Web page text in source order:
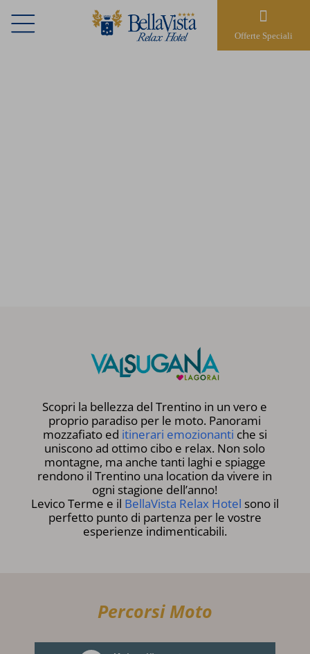
Offerte Speciali
Scopri la bellezza del Trentino in un vero e
proprio paradiso per le moto. Panorami
mozzafiato ed itinerari emozionanti che si
uniscono ad ottimo cibo e relax. Non solo
montagne, ma anche tanti laghi e spiagge
rendono il Trentino una location da vivere in
ogni stagione dell’anno!
Levico Terme e il BellaVista Relax Hotel sono il
perfetto punto di partenza per le vostre
esperienze indimenticabili.
Percorsi Moto